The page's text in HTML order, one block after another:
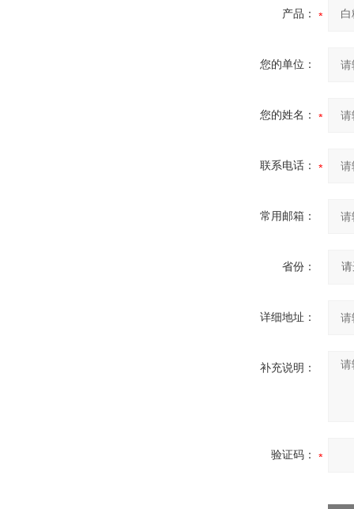
产品：
您的单位：
您的姓名：
联系电话：
常用邮箱：
省份：
详细地址：
补充说明：
验证码：